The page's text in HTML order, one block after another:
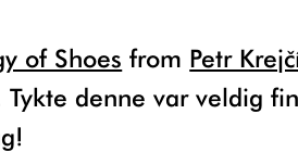
of Shoes from Petr
Tykte denne var veldig